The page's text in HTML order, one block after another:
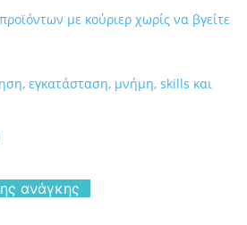
με κούριερ χωρίς να βγείτε
εγκατάσταση, μνήμη, skills και
ανάγκης